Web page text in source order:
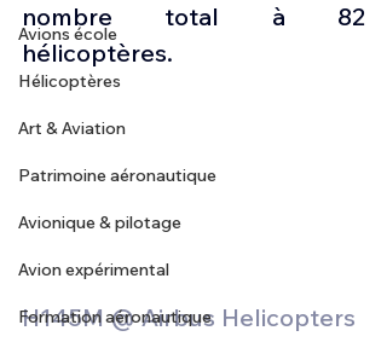
Avions école
Hélicoptères
Art & Aviation
Patrimoine aéronautique
Avionique & pilotage
Avion expérimental
Formation aéronautique
nombre total à 82
hélicoptères.
H145M @ Airbus Helicopters